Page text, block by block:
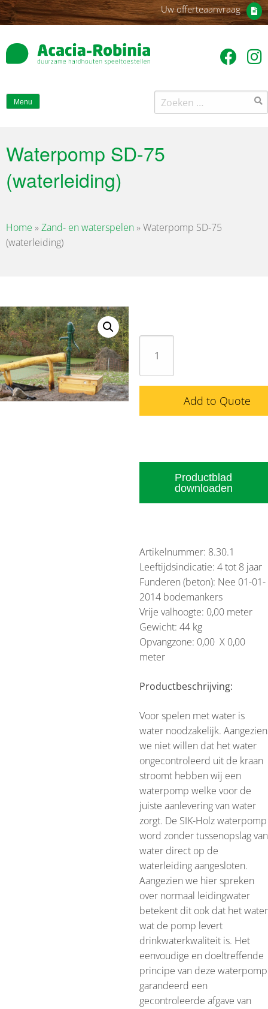
Uw offerteaanvraag
Menu
Zoeken
naar:
Waterpomp SD-75
(waterleiding)
Home » Zand- en waterspelen» Waterpomp SD-75
(waterleiding)
75
(waterleiding)
Add to Quote
Productblad
downloaden
Artikelnummer: 8.30.1
Leeftijdsindicatie: 4 tot 8 jaar
Funderen (beton): Nee 01-01-
2014 bodemankers
Vrije valhoogte: 0,00 meter
Gewicht: 44 kg
Opvangzone: 0,00 X 0,00
meter
Productbeschrijving:
Voor spelen met water is
water noodzakelijk. Aangezien
we niet willen dat het water
ongecontroleerd uit de kraan
stroomt hebben wij een
waterpomp welke voor de
juiste aanlevering van water
zorgt. De SIK-Holz waterpomp
word zonder tussenopslag van
water direct op de
waterleiding aangesloten.
Aangezien we hier spreken
over normaal leidingwater
betekent dit ook dat het water
wat de pomp levert
drinkwaterkwaliteit is. Het
eenvoudige en doeltreffende
principe van deze waterpomp
garandeerd een
gecontroleerde afgave van